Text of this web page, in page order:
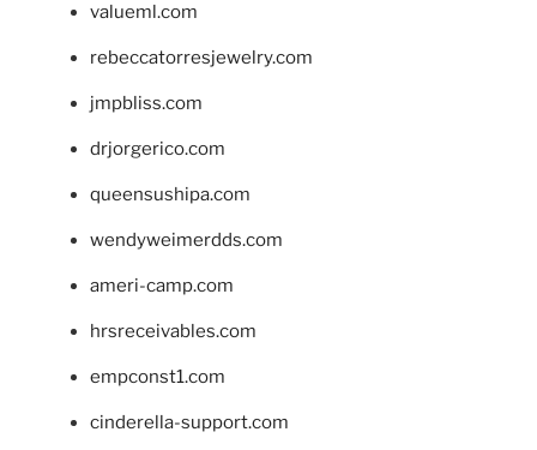
valueml.com
rebeccatorresjewelry.com
jmpbliss.com
drjorgerico.com
queensushipa.com
wendyweimerdds.com
ameri-camp.com
hrsreceivables.com
empconst1.com
cinderella-support.com